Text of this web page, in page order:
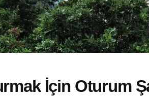
İçin Oturum